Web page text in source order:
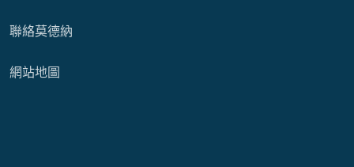
聯絡莫德納
網站地圖